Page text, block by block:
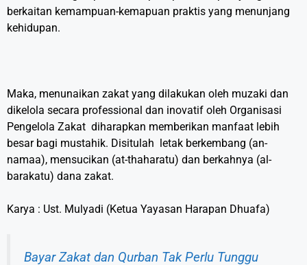
berkaitan kemampuan-kemapuan praktis yang menunjang
kehidupan.
Maka, menunaikan zakat yang dilakukan oleh muzaki dan
dikelola secara professional dan inovatif oleh Organisasi
Pengelola Zakat diharapkan memberikan manfaat lebih
besar bagi mustahik. Disitulah letak berkembang (an-
namaa), mensucikan (at-thaharatu) dan berkahnya (al-
barakatu) dana zakat.
Karya : Ust. Mulyadi (Ketua Yayasan Harapan Dhuafa)
Bayar Zakat dan Qurban Tak Perlu Tunggu